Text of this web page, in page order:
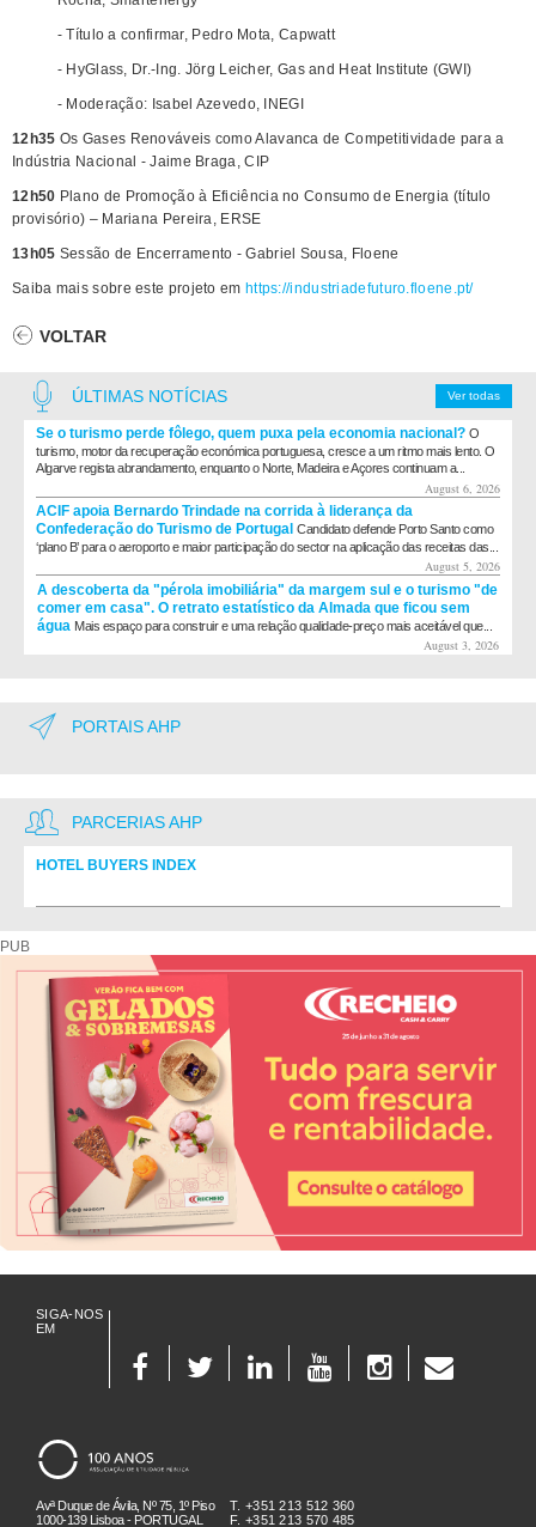
- Título a confirmar, Pedro Mota, Capwatt
- HyGlass, Dr.-Ing. Jörg Leicher, Gas and Heat Institute (GWI)
- Moderação: Isabel Azevedo, INEGI
12h35 Os Gases Renováveis como Alavanca de Competitividade para a
Indústria Nacional - Jaime Braga, CIP
12h50 Plano de Promoção à Eficiência no Consumo de Energia (título
provisório) – Mariana Pereira, ERSE
13h05 Sessão de Encerramento - Gabriel Sousa, Floene
Saiba mais sobre este projeto em https://industriadefuturo.floene.pt/
VOLTAR
Ver todas
ÚLTIMAS NOTÍCIAS
Se o turismo perde fôlego, quem puxa pela economia nacional? O
turismo, motor da recuperação económica portuguesa, cresce a um ritmo mais lento. O
Algarve regista abrandamento, enquanto o Norte, Madeira e Açores continuam a...
August 6, 2026
ACIF apoia Bernardo Trindade na corrida à liderança da
Confederação do Turismo de Portugal Candidato defende Porto Santo como
‘plano B’ para o aeroporto e maior participação do sector na aplicação das receitas das...
August 5, 2026
A descoberta da "pérola imobiliária" da margem sul e o turismo "de
comer em casa". O retrato estatístico da Almada que ficou sem
água Mais espaço para construir e uma relação qualidade-preço mais aceitável que...
August 3, 2026
PORTAIS AHP
PARCERIAS AHP
HOTEL BUYERS INDEX
PUB
SIGA-NOS
EM
Avª Duque de Ávila, Nº 75, 1º Piso
1000-139 Lisboa - PORTUGAL
T. +351 213 512 360
F. +351 213 570 485